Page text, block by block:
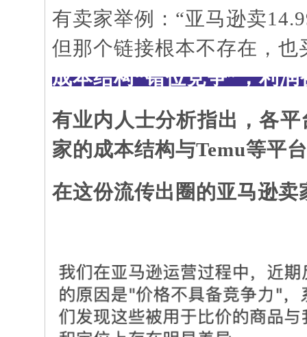
有卖家举例： “亚马逊卖
但那个链接根本不存在，也
成本结构“错位竞争”，利
有业内人士分析指出，各
家的成本结构与Temu等平
在这份流传出圈的亚马逊